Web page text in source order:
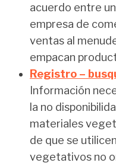
acuerdo entre
empresa de
ventas al
empacan
Registro –
Información
la no
materiales
de que se
vegetativos no